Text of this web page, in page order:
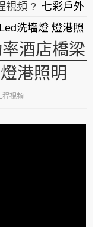
視頻 ? 七彩戶外
洗墻燈 燈港照
酒店橋梁
港照明
程視頻